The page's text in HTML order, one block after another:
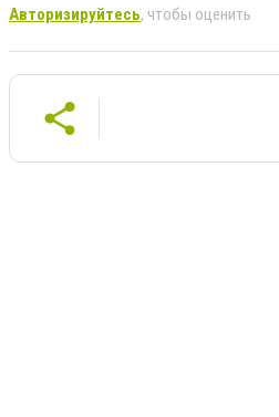
Авторизируйтесь, чтобы оценить